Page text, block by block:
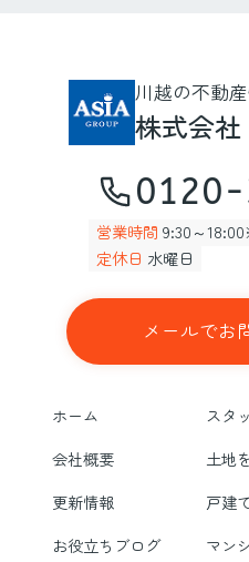
川越の不動
株式会
営業時間 9:30～
定休日 水曜日
メールでお
ホーム スタ
会社概要
土地
更新情報
戸建
お役立ちブログ
マン